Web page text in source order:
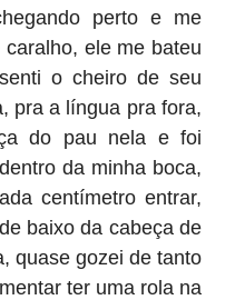
perto e me
ele me bateu
o cheiro de seu
pra a língua pra fora,
do pau nela e foi
da minha boca,
centímetro entrar,
baixo da cabeça de
quase gozei de tanto
ter uma rola na